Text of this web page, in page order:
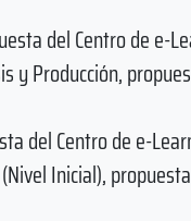
del Centro de e-
y Producción,
del Centro de e-
Inicial),